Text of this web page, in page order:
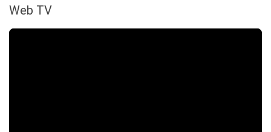
Web TV